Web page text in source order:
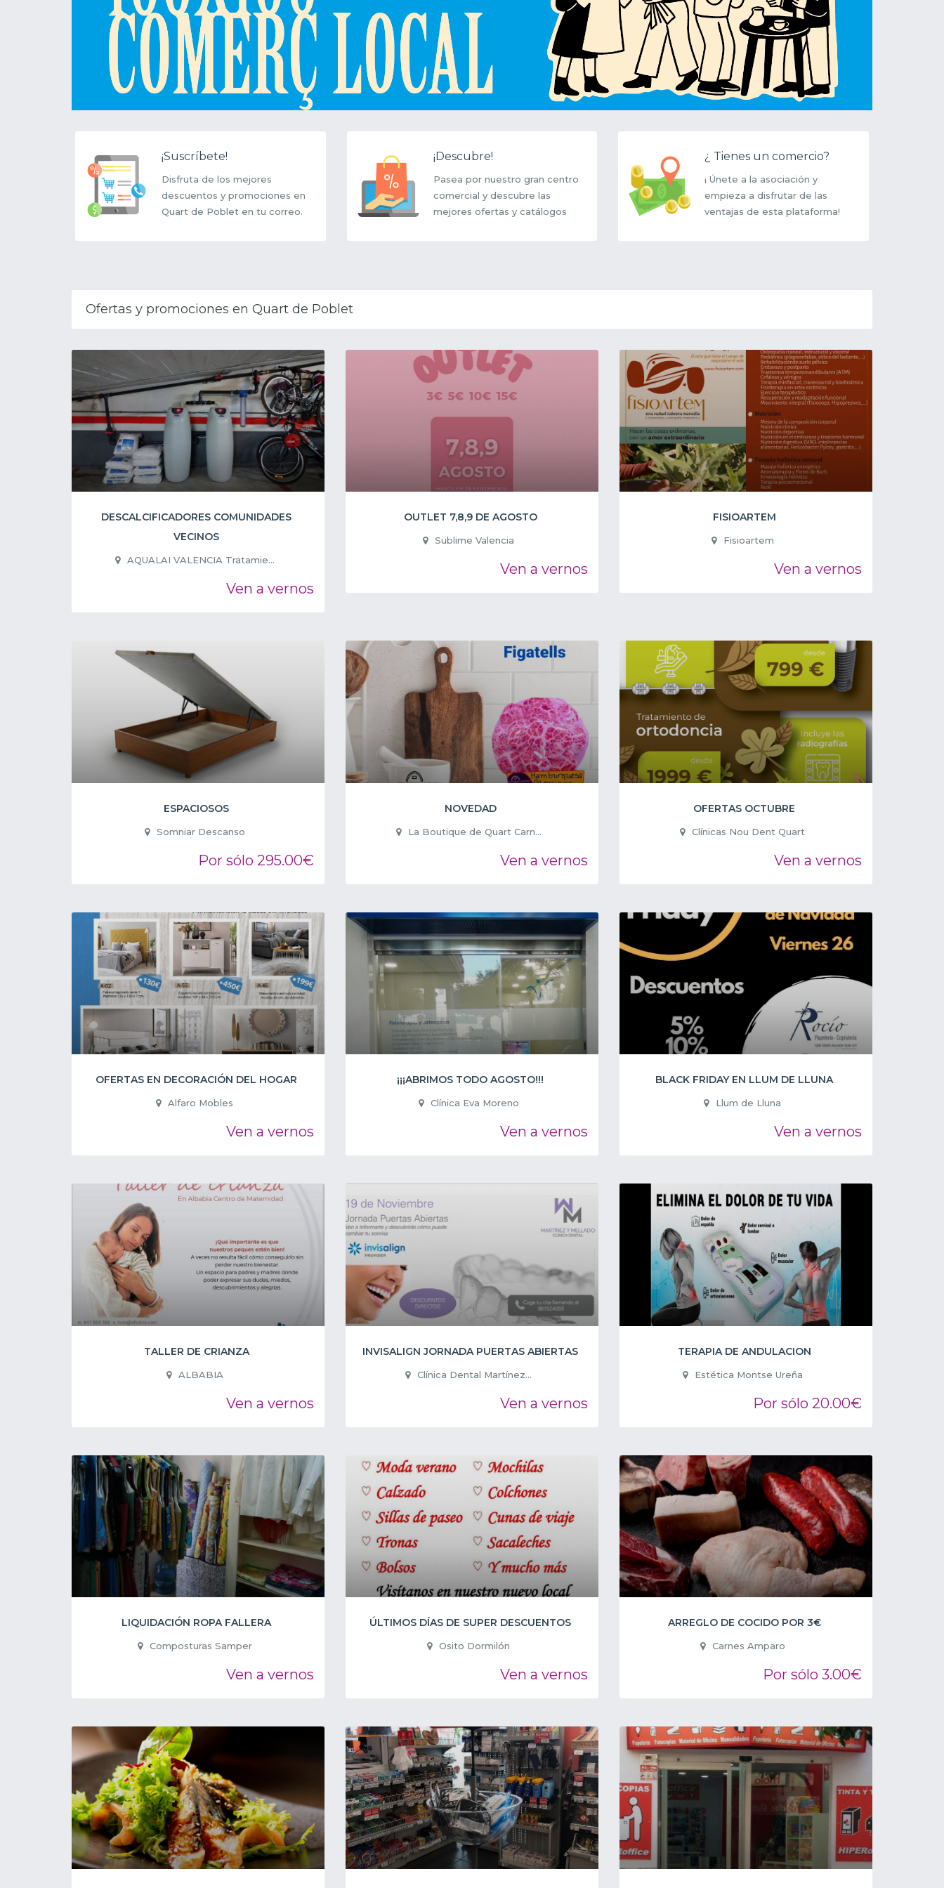
¡Suscríbete!
Disfruta de los mejores
descuentos y promociones en
Quart de Poblet en tu correo.
¡Descubre!
Pasea por nuestro gran centro
comercial y descubre las
mejores ofertas y catálogos
¿ Tienes un comercio?
¡ Únete a la asociación y
empieza a disfrutar de las
ventajas de esta plataforma!
Ofertas y promociones en Quart de Poblet
DESCALCIFICADORES COMUNIDADES
VECINOS
AQUALAI VALENCIA Tratamie...
Ven a vernos
OUTLET 7,8,9 DE AGOSTO
Sublime Valencia
Ven a vernos
FISIOARTEM
Fisioartem
Ven a vernos
ESPACIOSOS
Somniar Descanso
Por sólo 295.00€
NOVEDAD
La Boutique de Quart Carn...
Ven a vernos
OFERTAS OCTUBRE
Clínicas Nou Dent Quart
Ven a vernos
OFERTAS EN DECORACIÓN DEL HOGAR
Alfaro Mobles
Ven a vernos
¡¡¡ABRIMOS TODO AGOSTO!!!
Clínica Eva Moreno
Ven a vernos
BLACK FRIDAY EN LLUM DE LLUNA
Llum de Lluna
Ven a vernos
TALLER DE CRIANZA
ALBABIA
Ven a vernos
INVISALIGN JORNADA PUERTAS ABIERTAS
Clínica Dental Martínez...
Ven a vernos
TERAPIA DE ANDULACION
Estética Montse Ureña
Por sólo 20.00€
LIQUIDACIÓN ROPA FALLERA
Composturas Samper
Ven a vernos
ÚLTIMOS DÍAS DE SUPER DESCUENTOS
Osito Dormilón
Ven a vernos
ARREGLO DE COCIDO POR 3€
Carnes Amparo
Por sólo 3.00€